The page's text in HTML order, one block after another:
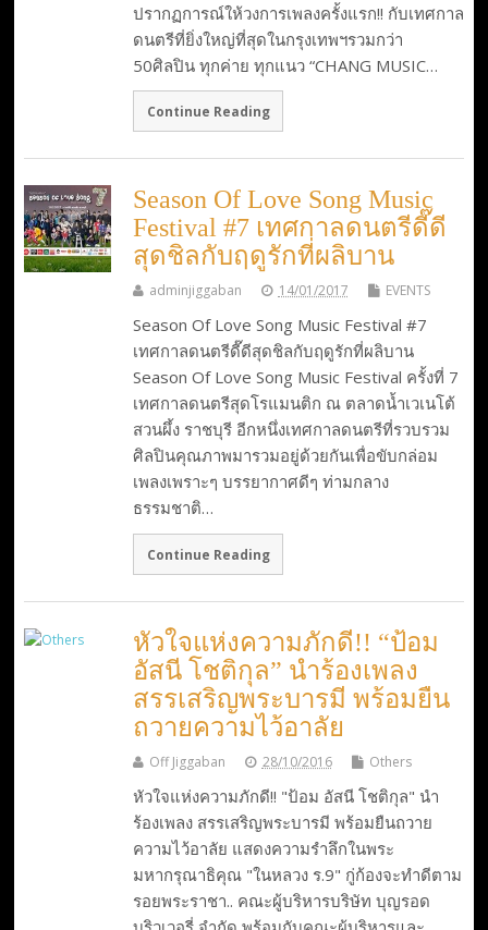
ปรากฏการณ์ให้วงการเพลงครั้งแรก!! กับเทศกาล
ดนตรีที่ยิ่งใหญ่ที่สุดในกรุงเทพฯรวมกว่า
50ศิลปิน ทุกค่าย ทุกแนว “CHANG MUSIC…
Continue Reading
Season Of Love Song Music
Festival #7 เทศกาลดนตรีดี๊ดี
สุดชิลกับฤดูรักที่ผลิบาน
adminjiggaban 14/01/2017 EVENTS
Season Of Love Song Music Festival #7
เทศกาลดนตรีดี๊ดีสุดชิลกับฤดูรักที่ผลิบาน
Season Of Love Song Music Festival ครั้งที่ 7
เทศกาลดนตรีสุดโรแมนติก ณ ตลาดน้ำเวเนโต้
สวนผึ้ง ราชบุรี อีกหนึ่งเทศกาลดนตรีที่รวบรวม
ศิลปินคุณภาพมารวมอยู่ด้วยกันเพื่อขับกล่อม
เพลงเพราะๆ บรรยากาศดีๆ ท่ามกลาง
ธรรมชาติ…
Continue Reading
หัวใจแห่งความภักดี!! “ป้อม
อัสนี โชติกุล” นำร้องเพลง
สรรเสริญพระบารมี พร้อมยืน
ถวายความไว้อาลัย
Off Jiggaban 28/10/2016 Others
หัวใจแห่งความภักดี!! "ป้อม อัสนี โชติกุล" นำ
ร้องเพลง สรรเสริญพระบารมี พร้อมยืนถวาย
ความไว้อาลัย แสดงความรำลึกในพระ
มหากรุณาธิคุณ "ในหลวง ร.9" กู่ก้องจะทำดีตาม
รอยพระราชา.. คณะผู้บริหารบริษัท บุญรอด